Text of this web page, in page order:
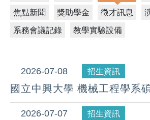
焦點新聞
獎助學金 徵才訊息
系務會議記錄
教學實驗設備
2026-07-08 招生資訊
國立中興大學 機械工程學系碩士班
度 第7梯次遞補公告( 07月
2026-07-07 招生資訊